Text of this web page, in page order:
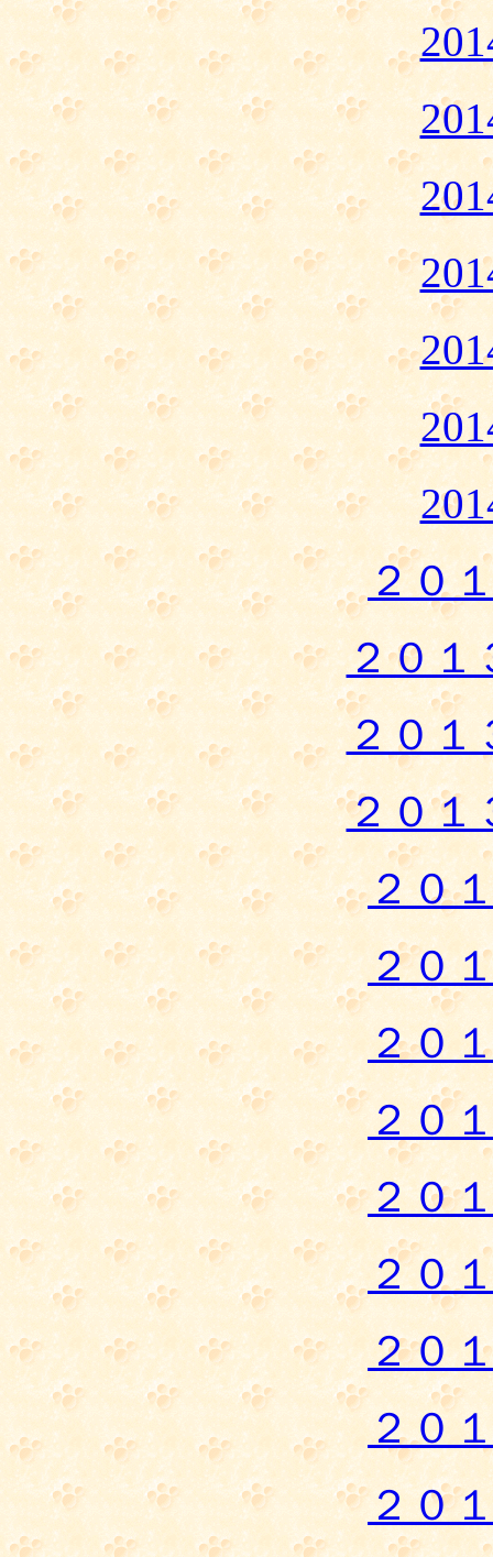
２０
２０１
２０
２０１
２０
２０
２０
２０
２０
２０
２０
２０
２０